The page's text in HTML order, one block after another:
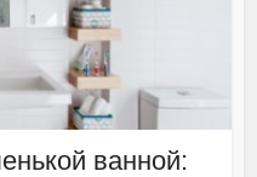
ванной: